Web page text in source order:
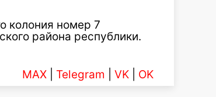
колония номер 7
района республики.
MAX Telegram VK OK